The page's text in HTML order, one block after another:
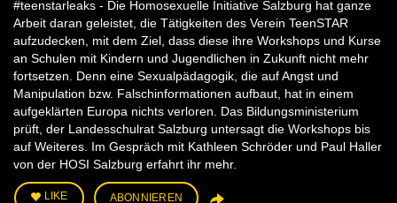
#teenstarleaks - Die Homosexuelle Initiative Salzburg hat ganze
Arbeit daran geleistet, die Tätigkeiten des Verein TeenSTAR
aufzudecken, mit dem Ziel, dass diese ihre Workshops und Kurse
an Schulen mit Kindern und Jugendlichen in Zukunft nicht mehr
fortsetzen. Denn eine Sexualpädagogik, die auf Angst und
Manipulation bzw. Falschinformationen aufbaut, hat in einem
aufgeklärten Europa nichts verloren. Das Bildungsministerium
prüft, der Landesschulrat Salzburg untersagt die Workshops bis
auf Weiteres. Im Gespräch mit Kathleen Schröder und Paul Haller
von der HOSI Salzburg erfahrt ihr mehr.
LIKE ABONNIEREN